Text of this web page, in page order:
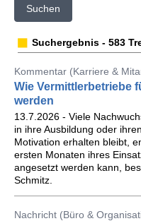
Suchen
Suchergebnis - 583
Kommentar (Karriere &
Wie Vermittlerbetriebe
werden
13.7.2026 - Viele
in ihre Ausbildung oder
Motivation erhalten bleibt,
ersten Monaten ihres
angesetzt werden kann,
Schmitz.
Nachricht (Büro &